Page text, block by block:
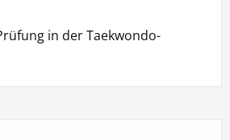
in der Taekwondo-